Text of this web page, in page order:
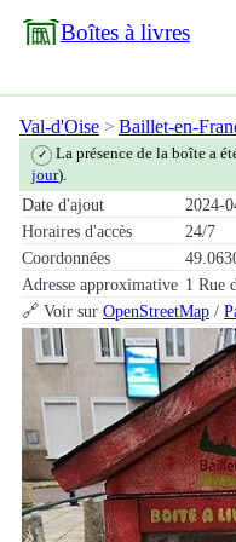
Boîtes à livres
Val-d'Oise Baillet-en-
✓ La présence de la boîte a
jour).
Date d'ajout
2024-
Horaires d'accès
24/7
Coordonnées
Adresse approximative 1 Rue
🔗 Voir sur OpenStreetMap /